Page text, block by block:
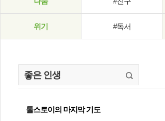
위기 #독서
톨스토이의 마지막 기도